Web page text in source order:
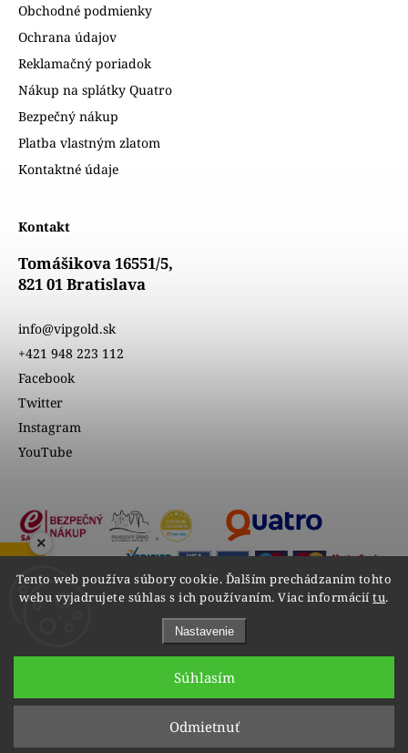
Tento web používa súbory cookie. Ďalším prechádzaním tohto
webu vyjadrujete súhlas s ich používaním. Viac informáciítu.
Nastavenie
Odmietnuť
Súhlasím
Obchodné podmienky
Ochrana údajov
Reklamačný poriadok
Nákup na splátky Quatro
Bezpečný nákup
Platba vlastným zlatom
Kontaktné údaje
Kontakt
Tomášikova 16551/5,
821 01 Bratislava
info@vipgold.sk
+421 948 223 112
Facebook
Twitter
Instagram
YouTube
Upraviť nastavenie cookies
ZOBRAZIŤ RECENZIE
×